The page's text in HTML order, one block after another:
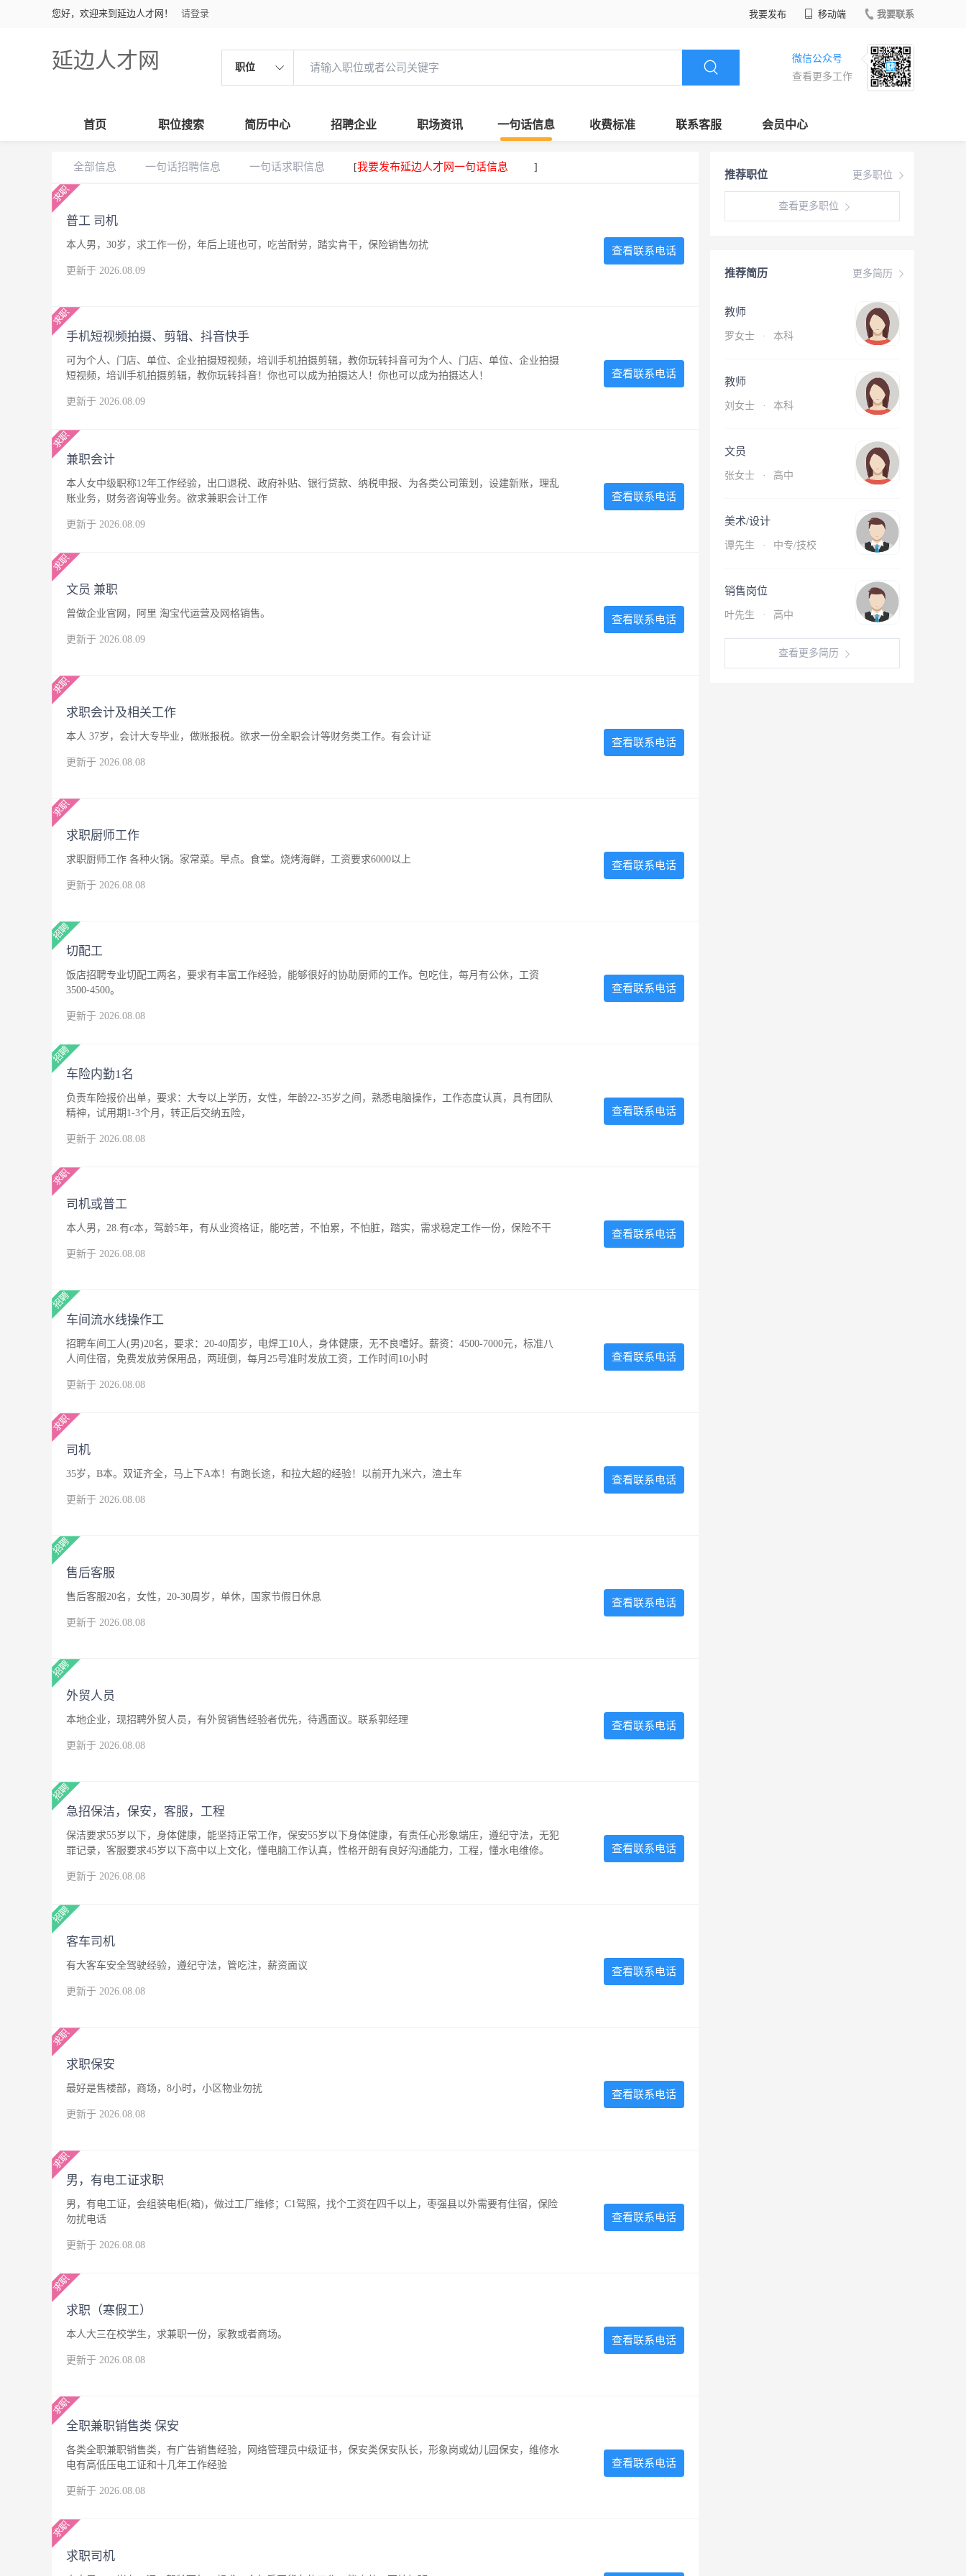
您好，欢迎来到延边人才网！ 请登录 我要发布 移动端 我要联系
延边人才网 职位
微信公众号
查看更多工作
首页 职位搜索 简历中心 招聘企业 职场资讯 一句话信息 收费标准 联系客服 会员中心
更多职位
推荐职位
查看更多职位
更多简历
推荐简历
教师
罗女士 · 本科
教师
刘女士 · 本科
文员
张女士 · 高中
美术/设计
谭先生 · 中专/技校
销售岗位
叶先生 · 高中
查看更多简历
全部信息 一句话招聘信息 一句话求职信息 [我要发布延边人才网一句话信息 ]
普工 司机
本人男，30岁，求工作一份，年后上班也可，吃苦耐劳，踏实肯干，保险销售勿扰
更新于 2026.08.09
查看联系电话
手机短视频拍摄、剪辑、抖音快手
可为个人、门店、单位、企业拍摄短视频，培训手机拍摄剪辑，教你玩转抖音可为个人、门店、单位、企业拍摄
短视频，培训手机拍摄剪辑，教你玩转抖音！你也可以成为拍摄达人！你也可以成为拍摄达人！
更新于 2026.08.09
查看联系电话
兼职会计
本人女中级职称12年工作经验，出口退税、政府补贴、银行贷款、纳税申报、为各类公司策划，设建新账，理乱
账业务，财务咨询等业务。欲求兼职会计工作
更新于 2026.08.09
查看联系电话
文员 兼职
曾做企业官网，阿里 淘宝代运营及网格销售。
更新于 2026.08.09
查看联系电话
求职会计及相关工作
本人 37岁，会计大专毕业，做账报税。欲求一份全职会计等财务类工作。有会计证
更新于 2026.08.08
查看联系电话
求职厨师工作
求职厨师工作 各种火锅。家常菜。早点。食堂。烧烤海鲜，工资要求6000以上
更新于 2026.08.08
查看联系电话
切配工
饭店招聘专业切配工两名，要求有丰富工作经验，能够很好的协助厨师的工作。包吃住，每月有公休，工资
3500-4500。
更新于 2026.08.08
查看联系电话
车险内勤1名
负责车险报价出单，要求：大专以上学历，女性，年龄22-35岁之间，熟悉电脑操作，工作态度认真，具有团队
精神，试用期1-3个月，转正后交纳五险，
更新于 2026.08.08
查看联系电话
司机或普工
本人男，28.有c本，驾龄5年，有从业资格证，能吃苦，不怕累，不怕脏，踏实，需求稳定工作一份，保险不干
更新于 2026.08.08
查看联系电话
车间流水线操作工
招聘车间工人(男)20名，要求：20-40周岁，电焊工10人，身体健康，无不良嗜好。薪资：4500-7000元，标准八
人间住宿，免费发放劳保用品，两班倒，每月25号准时发放工资，工作时间10小时
更新于 2026.08.08
查看联系电话
司机
35岁，B本。双证齐全，马上下A本！有跑长途，和拉大超的经验！以前开九米六，渣土车
更新于 2026.08.08
查看联系电话
售后客服
售后客服20名，女性，20-30周岁，单休，国家节假日休息
更新于 2026.08.08
查看联系电话
外贸人员
本地企业，现招聘外贸人员，有外贸销售经验者优先，待遇面议。联系郭经理
更新于 2026.08.08
查看联系电话
急招保洁，保安，客服，工程
保洁要求55岁以下，身体健康，能坚持正常工作，保安55岁以下身体健康，有责任心形象端庄，遵纪守法，无犯
罪记录，客服要求45岁以下高中以上文化，懂电脑工作认真，性格开朗有良好沟通能力，工程，懂水电维修。
更新于 2026.08.08
查看联系电话
客车司机
有大客车安全驾驶经验，遵纪守法，管吃注，薪资面议
更新于 2026.08.08
查看联系电话
求职保安
最好是售楼部，商场，8小时，小区物业勿扰
更新于 2026.08.08
查看联系电话
男，有电工证求职
男，有电工证，会组装电柜(箱)，做过工厂维修；C1驾照，找个工资在四千以上，枣强县以外需要有住宿，保险
勿扰电话
更新于 2026.08.08
查看联系电话
求职（寒假工）
本人大三在校学生，求兼职一份，家教或者商场。
更新于 2026.08.08
查看联系电话
全职兼职销售类 保安
各类全职兼职销售类，有广告销售经验，网络管理员中级证书，保安类保安队长，形象岗或幼儿园保安，维修水
电有高低压电工证和十几年工作经验
更新于 2026.08.08
查看联系电话
求职司机